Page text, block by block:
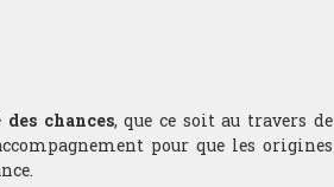
chances, que ce soit au travers de
pour que les origines